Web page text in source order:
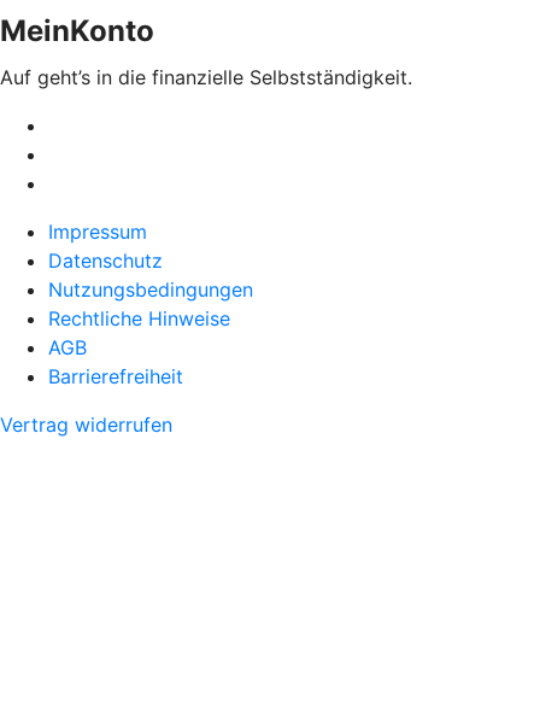
MeinKonto
Auf geht’s in die finanzielle Selbstständigkeit.
Impressum
Datenschutz
Nutzungsbedingungen
Rechtliche Hinweise
AGB
Barrierefreiheit
Vertrag widerrufen